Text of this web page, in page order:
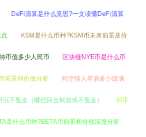
DeFi清算是什么意思?一文读懂DeFi清算
KSM是什么币种?KSM币未来前景及价
币值多少人民币 区块链NYE币是什么币
前景和价值分析 时空猎人星盾多少级满
不氪金（哪些回合制游戏不氪金） 和平
是什么币种?BETA币前景和价值深度分析